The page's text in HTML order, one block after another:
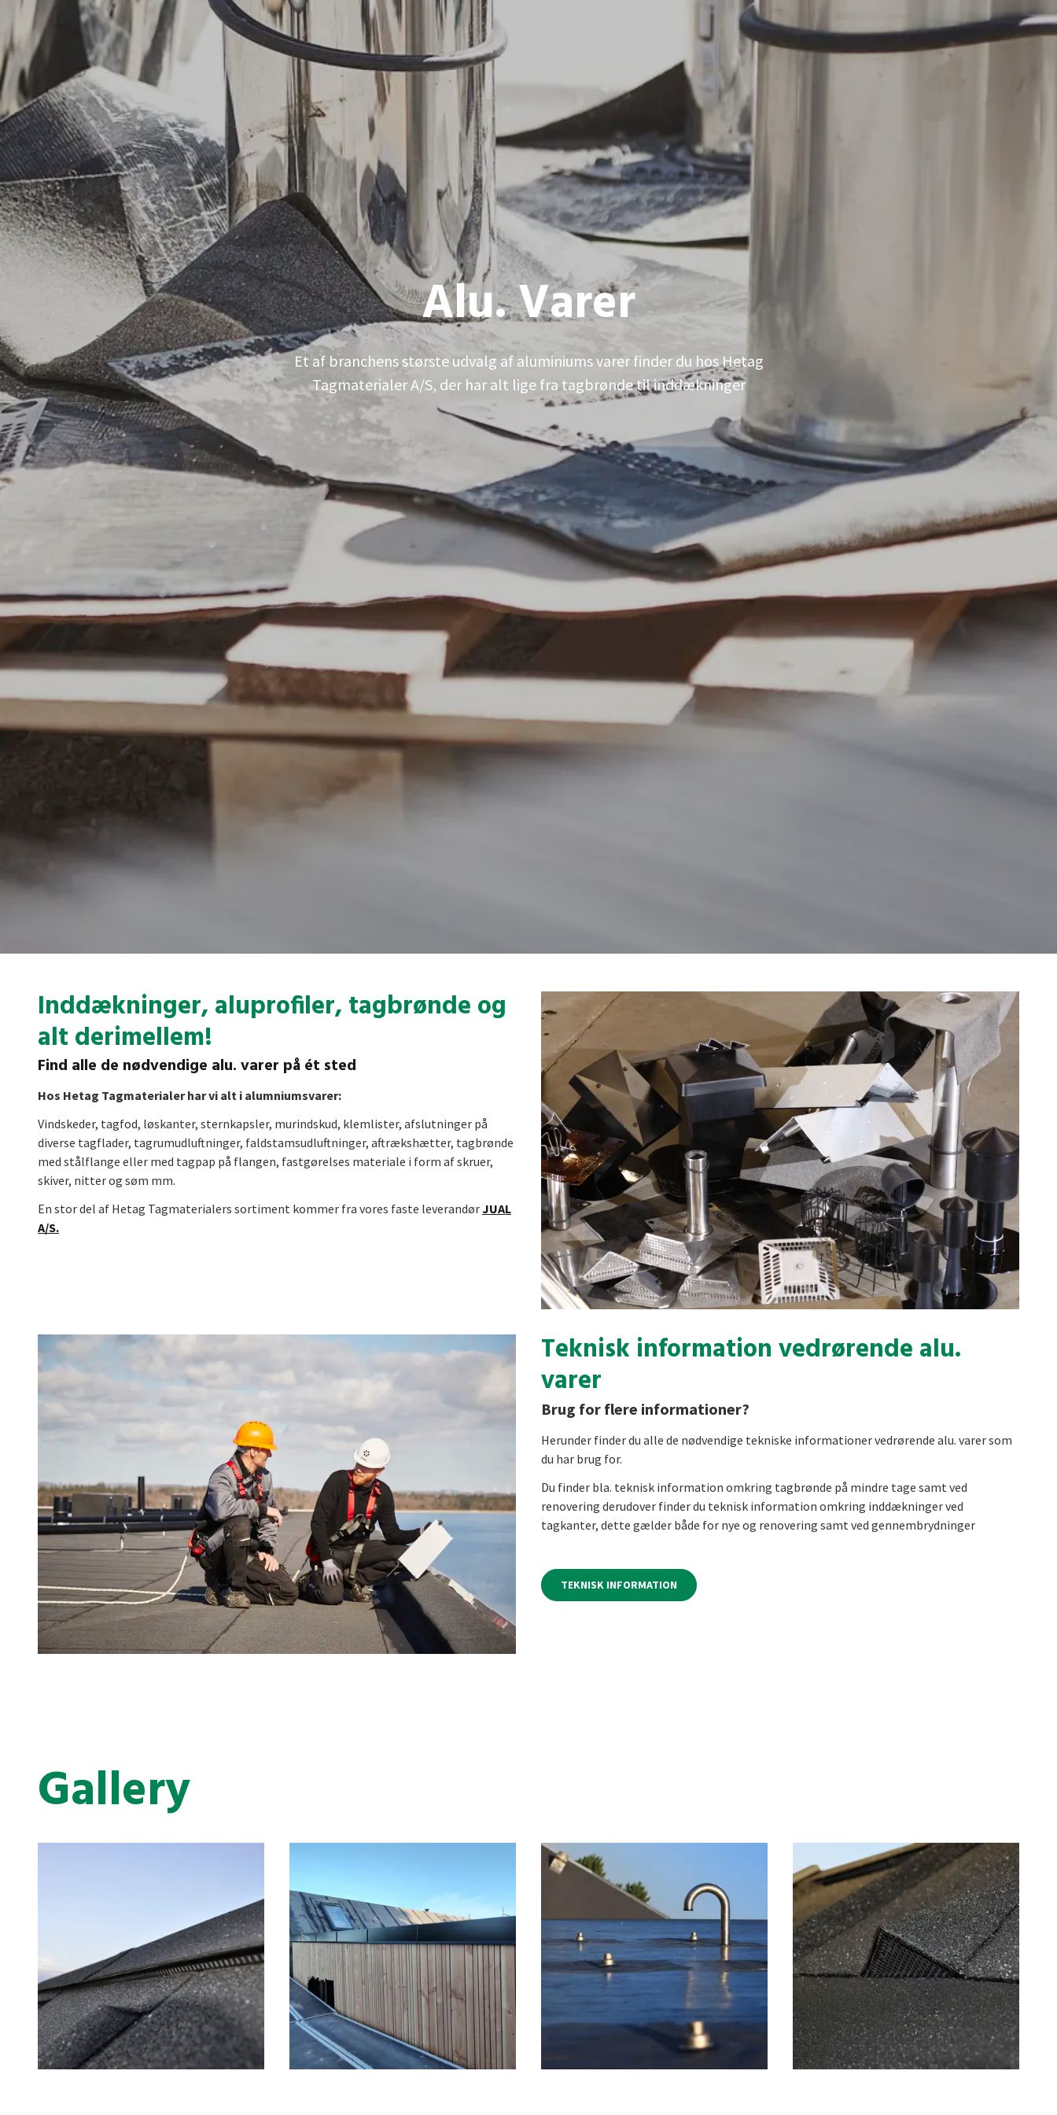
Alu. Varer
Et af branchens største udvalg af aluminiums varer finder du hos Hetag
Tagmaterialer A/S, der har alt lige fra tagbrønde til inddækninger
Inddækninger, aluprofiler, tagbrønde og
alt derimellem!
Find alle de nødvendige alu. varer på ét sted
Hos Hetag Tagmaterialer har vi alt i alumniumsvarer:
Vindskeder, tagfod, løskanter, sternkapsler, murindskud, klemlister, afslutninger på
diverse tagflader, tagrumudluftninger, faldstamsudluftninger, aftrækshætter, tagbrønde
med stålflange eller med tagpap på flangen, fastgørelses materiale i form af skruer,
skiver, nitter og søm mm.
En stor del af Hetag Tagmaterialers sortiment kommer fra vores faste leverandørJUAL
A/S.
Teknisk information vedrørende alu.
varer
Brug for flere informationer?
Herunder finder du alle de nødvendige tekniske informationer vedrørende alu. varer som
du har brug for.
Du finder bla. teknisk information omkring tagbrønde på mindre tage samt ved
renovering derudover finder du teknisk information omkring inddækninger ved
tagkanter, dette gælder både for nye og renovering samt ved gennembrydninger
TEKNISK INFORMATION
Gallery